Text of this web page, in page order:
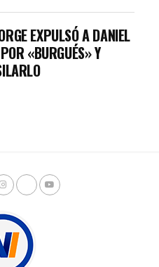
EXPULSÓ A DANIEL
«BURGUÉS» Y